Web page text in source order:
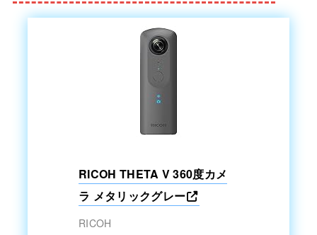
RICOH THETA V 360度カメ
ラ メタリックグレー
RICOH